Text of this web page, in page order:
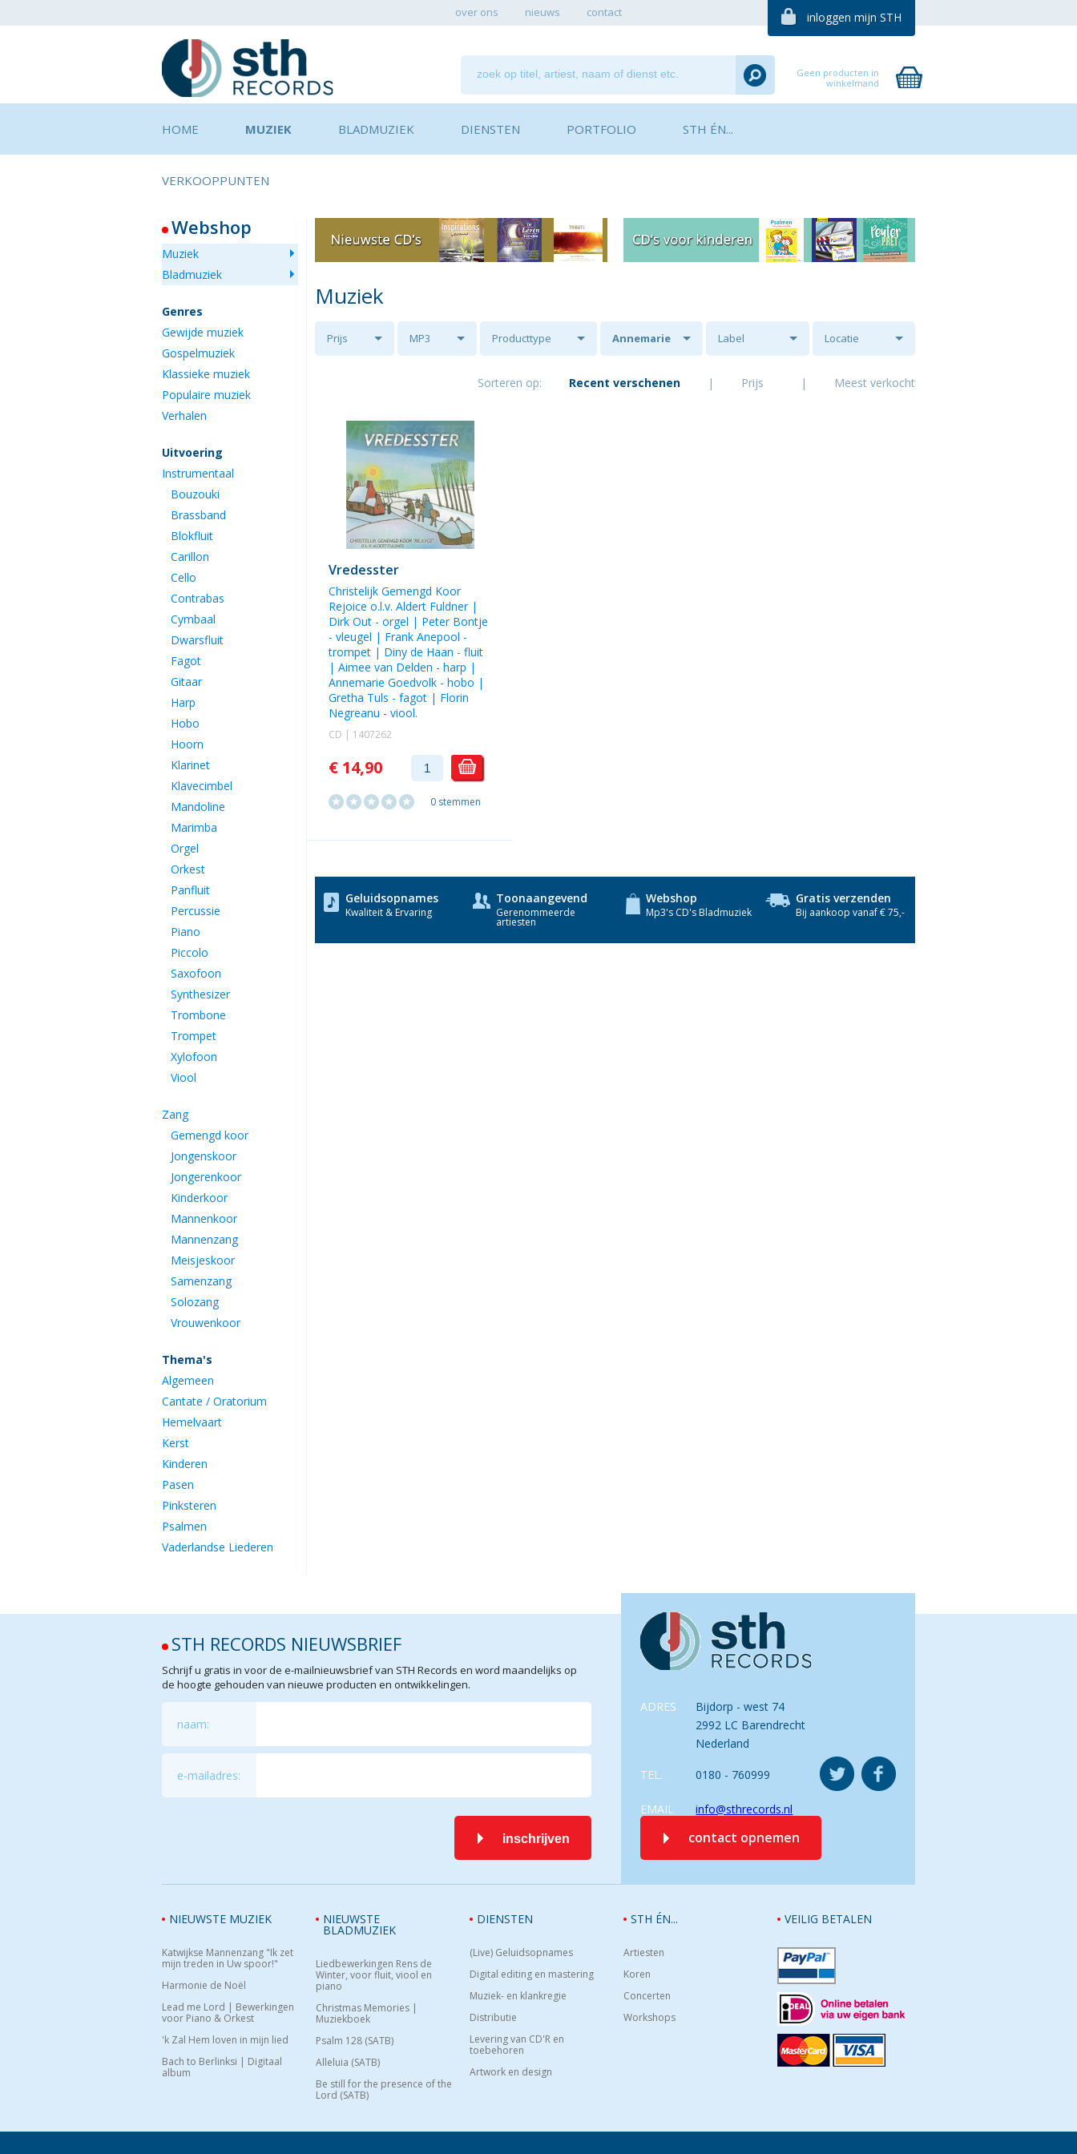
over ons nieuws contact inloggen mijn STH
Geen producten in
winkelmand
HOME MUZIEK BLADMUZIEK DIENSTEN PORTFOLIO STH ÉN...
VERKOOPPUNTEN
Webshop
Muziek
Bladmuziek
Genres
Gewijde muziek
Gospelmuziek
Klassieke muziek
Populaire muziek
Verhalen
Uitvoering
Instrumentaal
Bouzouki
Brassband
Blokfluit
Carillon
Cello
Contrabas
Cymbaal
Dwarsfluit
Fagot
Gitaar
Harp
Hobo
Hoorn
Klarinet
Klavecimbel
Mandoline
Marimba
Orgel
Orkest
Panfluit
Percussie
Piano
Piccolo
Saxofoon
Synthesizer
Trombone
Trompet
Xylofoon
Viool
Zang
Gemengd koor
Jongenskoor
Jongerenkoor
Kinderkoor
Mannenkoor
Mannenzang
Meisjeskoor
Samenzang
Solozang
Vrouwenkoor
Thema's
Algemeen
Cantate / Oratorium
Hemelvaart
Kerst
Kinderen
Pasen
Pinksteren
Psalmen
Vaderlandse Liederen
Muziek
Prijs MP3 Producttype Annemarie Label Locatie
Sorteren op: Recent verschenen | Prijs | Meest verkocht
Vredesster
Christelijk Gemengd Koor
Rejoice o.l.v. Aldert Fuldner|
Dirk Out - orgel | Peter Bontje
- vleugel | Frank Anepool -
trompet | Diny de Haan - fluit
|Aimee van Delden - harp |
Annemarie Goedvolk - hobo |
Gretha Tuls - fagot | Florin
Negreanu - viool.
CD | 1407262
€ 14,90
0 stemmen
Geluidsopnames
Kwaliteit & Ervaring
Toonaangevend
Gerenommeerde
artiesten
Webshop
Mp3's CD's Bladmuziek
Gratis verzenden
Bij aankoop vanaf € 75,-
ADRES
Bijdorp - west 74
2992 LC Barendrecht
Nederland
TEL. 0180 - 760999
EMAIL info@sthrecords.nl
contact opnemen
STH RECORDS NIEUWSBRIEF
Schrijf u gratis in voor de e-mailnieuwsbrief van STH Records en word maandelijks op
de hoogte gehouden van nieuwe producten en ontwikkelingen.
naam:
e-mailadres:
inschrijven
VEILIG BETALEN
NIEUWSTE MUZIEK
Katwijkse Mannenzang "Ik zet
mijn treden in Uw spoor!"
Harmonie de Noël
Lead me Lord | Bewerkingen
voor Piano & Orkest
'k Zal Hem loven in mijn lied
Bach to Berlinksi | Digitaal
album
NIEUWSTE
BLADMUZIEK
Liedbewerkingen Rens de
Winter, voor fluit, viool en
piano
Christmas Memories |
Muziekboek
Psalm 128 (SATB)
Alleluia (SATB)
Be still for the presence of the
Lord (SATB)
DIENSTEN
(Live) Geluidsopnames
Digital editing en mastering
Muziek- en klankregie
Distributie
Levering van CD'R en
toebehoren
Artwork en design
STH ÉN...
Artiesten
Koren
Concerten
Workshops